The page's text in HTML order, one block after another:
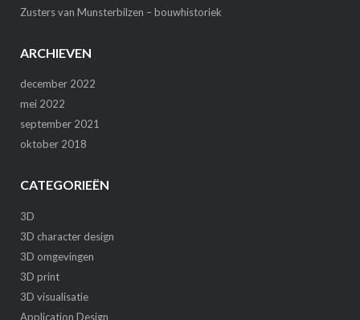
Zusters van Munsterbilzen – bouwhistoriek
ARCHIEVEN
december 2022
mei 2022
september 2021
oktober 2018
CATEGORIEËN
3D
3D character design
3D omgevingen
3D print
3D visualisatie
Application Design